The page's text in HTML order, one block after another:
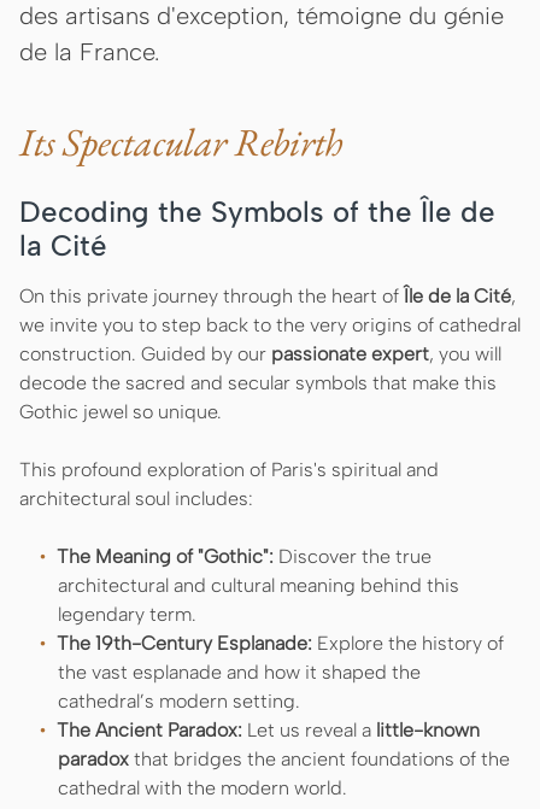
des artisans d'exception, témoigne du génie
de la France.
Its Spectacular Rebirth
Decoding the Symbols of the Île de
la Cité
On this private journey through the heart ofÎle de la Cité,
we invite you to step back to the very origins of cathedral
construction. Guided by our passionate expert, you will
decode the sacred and secular symbols that make this
Gothic jewel so unique.
This profound exploration of Paris's spiritual and
architectural soul includes:
The Meaning of "Gothic": Discover the true
architectural and cultural meaning behind this
legendary term.
The 19th-Century Esplanade: Explore the history of
the vast esplanade and how it shaped the
cathedral’s modern setting.
The Ancient Paradox: Let us reveal a little-known
paradox that bridges the ancient foundations of the
cathedral with the modern world.